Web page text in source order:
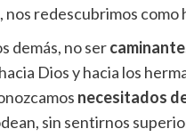
redescubrimos como
demás, no ser
Dios y hacia los
necesitados
sin sentirnos